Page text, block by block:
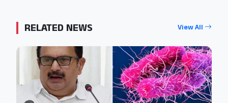
RELATED NEWS View All